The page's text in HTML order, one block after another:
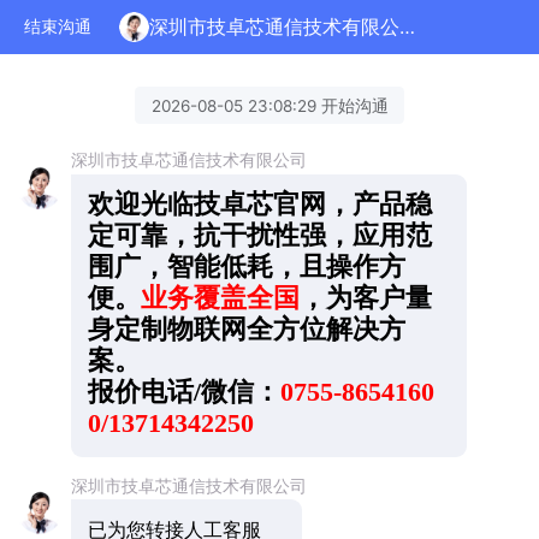
结束沟通 深圳市技卓芯通信技术有限公司正在为您服务
2026-08-05 23:08:29 开始沟通
深圳市技卓芯通信技术有限公司
欢迎光临技卓芯官网，产品稳
定可靠，抗干扰性强，应用范
围广，智能低耗，且操作方
便。 业务覆盖全国 ，为客户量
身定制物联网全方位解决方
案。
报价电话/微信： 0755-8654160
0/13714342250
深圳市技卓芯通信技术有限公司
已为您转接人工客服